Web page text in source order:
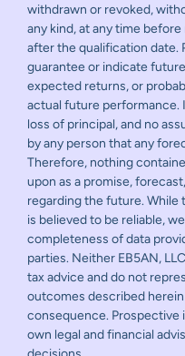
withdrawn or revoked,
any kind, at any time
after the qualification date.
guarantee or indicate
expected returns, or
actual future performance.
loss of principal, and no
by any person that any
Therefore, nothing
upon as a promise,
regarding the future. While
is believed to be reliable,
completeness of data
parties. Neither EB5AN,
tax advice and do not
outcomes described
consequence.
own legal and financial